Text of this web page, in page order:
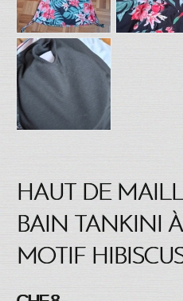
HAUT DE
BAIN TANKINI
MOTIF